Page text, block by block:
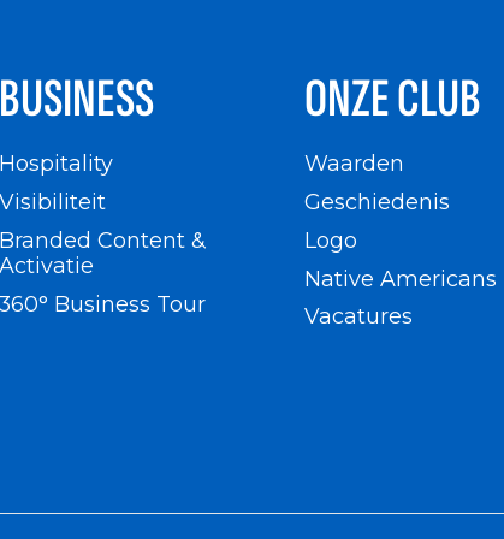
BUSINESS
Hospitality
Visibiliteit
Branded Content &
Activatie
360° Business Tour
ONZE CLUB
Waarden
Geschiedenis
Logo
Native Americans
Vacatures